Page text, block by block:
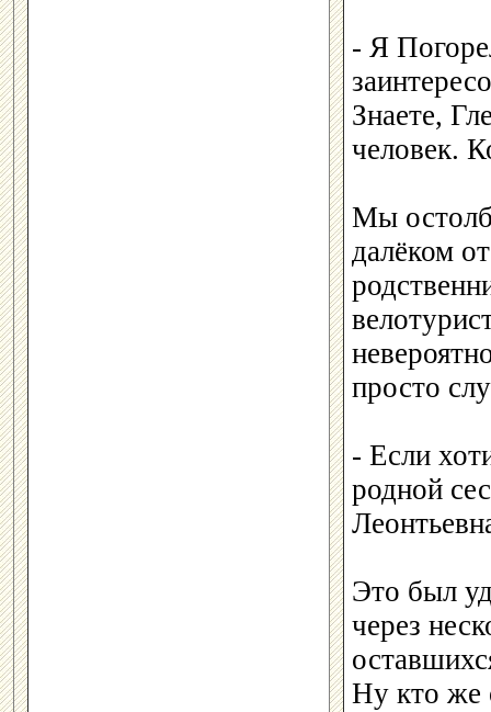
- Я
Знаете,
человек.
Мы
далёком
просто
- Если
родной
Это был
через
Ну кто же